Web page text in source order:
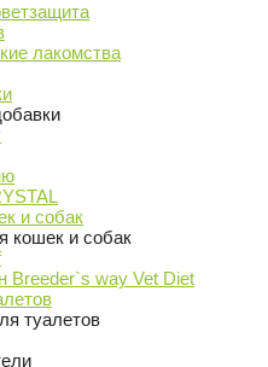
лакомства
и собак
кошек и собак
Breeder`s way Vet Diet
туалетов